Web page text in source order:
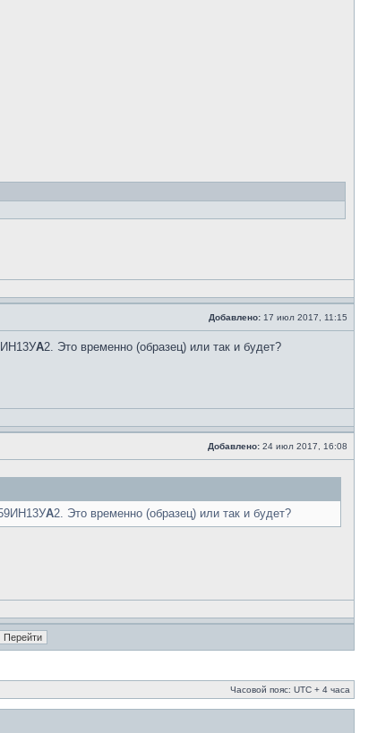
Добавлено: 17 июл 2017, 11:15
А2. Это временно (образец) или так и будет?
Добавлено: 24 июл 2017, 16:08
А2. Это временно (образец) или так и будет?
Часовой пояс: UTC + 4 часа